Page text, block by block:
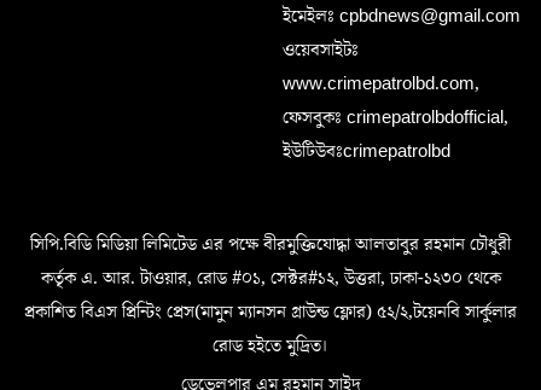
ইমেইলঃ cpbdnews@gmail.com
ওয়েবসাইটঃ
www.crimepatrolbd.com,
ফেসবুকঃ crimepatrolbdofficial,
ইউটিউবঃcrimepatrolbd
সিপি.বিডি মিডিয়া লিমিটেড এর পক্ষে বীরমুক্তিযোদ্ধা আলতাবুর রহমান চৌধুরী
কর্তৃক এ. আর. টাওয়ার, রোড #০১, সেক্টর#১২, উত্তরা, ঢাকা-১২৩০ থেকে
প্রকাশিত বিএস প্রিন্টিং প্রেস(মামুন ম্যানসন গ্রাউন্ড ফ্লোর) ৫২/২,টয়েনবি সার্কুলার
রোড হইতে মুদ্রিত।
ডেভেলপার এম রহমান সাইদ